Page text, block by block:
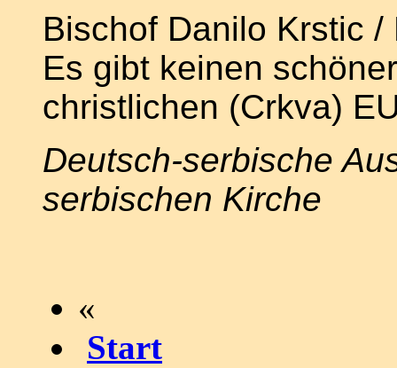
Bischof Danilo Krstic
Es gibt keinen
christlichen (Crkva)
Deutsch-serbische
serbischen Kirche
«
Start